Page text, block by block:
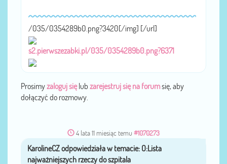
/035/0354289b0.png?3420[/img] [/url]
s2.pierwszezabki.pl/035/0354289b0.png?6371
Prosimyzaloguj sięlub zarejestruj się na forumsię, aby
dołączyć do rozmowy.
4 lata 11 miesiąc temu #1070273
przezKarolineCZ